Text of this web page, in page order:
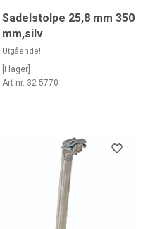
Sadelstolpe 25,8 mm 350
mm,silv
Utgående!!
[I lager]
Art nr. 32-5770